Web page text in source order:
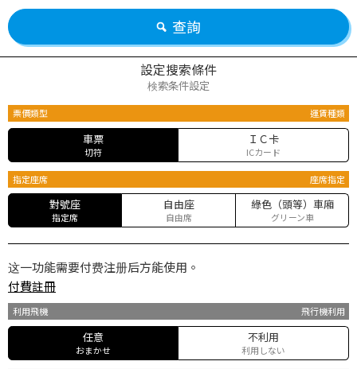
查詢
設定搜索條件
検索条件設定
票價類型 運賃種類
車票
切符
ＩＣ卡
ICカード
指定座席 座席指定
對號座
指定席
自由座
自由席
綠色（頭等）車廂
グリーン車
这一功能需要付费注册后方能使用。
付費註冊
利用飛機 飛行機利用
任意
おまかせ
不利用
利用しない